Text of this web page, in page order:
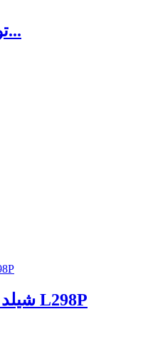
توسعة بورد أوردوينو نانو...
شيلد قيادة محركات بشريحة L298P